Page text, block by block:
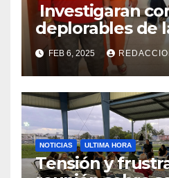
Investigaran
deplorables de
facilidades el
de la Salud en
FEB 6, 2025
NOTICIAS ULTIMA HORA
Tensión y